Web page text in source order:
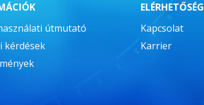
útmutató
kérdések
Kapcsolat
Karrier